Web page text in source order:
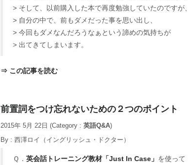
> そして、以前購入した本で再度勉強していたのですが、
> 自分の中で、前もダメだった事を思い出し、
> 今回もダメなんだろうなぁという諦めの気持ちが
> 出てきてしまいます。
⇒ この記事を読む
前置詞をつけ忘れないための２つのポイント
2015年 5月 22日 (Category : 英語Q&A)
By : 西澤ロイ（イングリッシュ・ドクター）
Ｑ． 英会話トレーニング教材「Just In Case」 を使って